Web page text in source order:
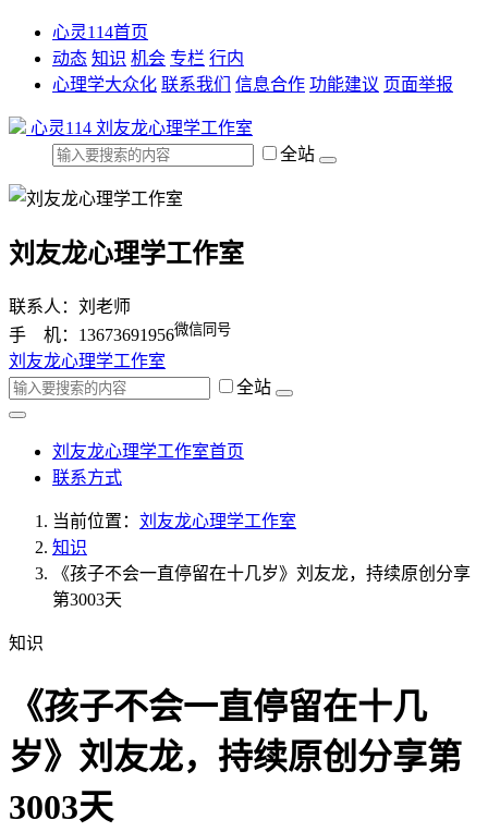
心灵114首页
动态 知识 机会 专栏 行内
心理学大众化 联系我们 信息合作 功能建议 页面举报
心灵114 刘友龙心理学工作室
全站
刘友龙心理学工作室
联系人：刘老师
手 机：13673691956微信同号
刘友龙心理学工作室
全站
刘友龙心理学工作室首页
联系方式
当前位置： 刘友龙心理学工作室
知识
《孩子不会一直停留在十几岁》刘友龙，持续原创分享
第3003天
知识
《孩子不会一直停留在十几
岁》刘友龙，持续原创分享第
3003天